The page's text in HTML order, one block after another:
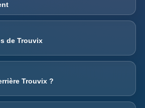
de Trouvix
Trouvix ?